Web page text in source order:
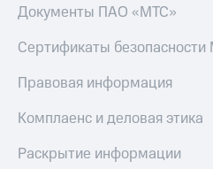
Документы ПАО «МТС»
Сертификаты
Правовая информация
Комплаенс и деловая этика
Раскрытие информации